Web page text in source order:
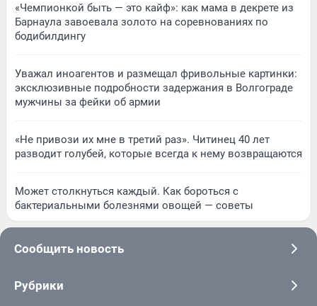
«Чемпионкой быть — это кайф»: как мама в декрете из
Барнаула завоевала золото на соревнованиях по
бодибилдингу
Уважал иноагентов и размещал фривольные картинки:
эксклюзивные подробности задержания в Волгограде
мужчины за фейки об армии
«Не привози их мне в третий раз». Читинец 40 лет
разводит голубей, которые всегда к нему возвращаются
Может столкнуться каждый. Как бороться с
бактериальными болезнями овощей — советы
Сообщить новость
Рубрики